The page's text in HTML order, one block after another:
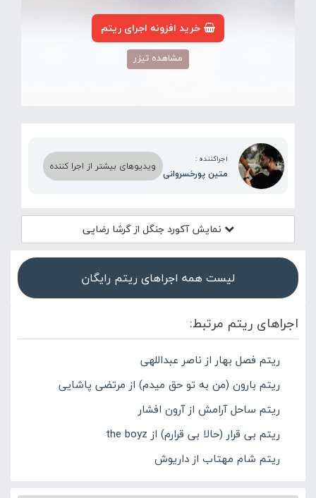
خرید افزونه اجرای ریتم
مشاهده تیزر
اجراکننده :
متین پورخسروانی
ویدیوهای بیشتر از اجرا کننده
نمایش آکوردجنگل از گرشا رضایی
لیست همه اجراهای ریتم رایگان
اجراهای ریتم مرتبط:
ریتم فصل بهار از ناصر عبداللهی
ریتم بارون (من به تو حق میدم) از مرتضی پاشایی
ریتم ساحل آرامش از آرون افشار
ریتم بی قرار (حالا بی قرارم) از the boyz
ریتم شام مهتاب از داریوش